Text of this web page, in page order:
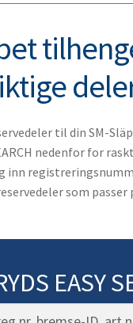
til din SM-
nedenfor for
inn
som
EASY